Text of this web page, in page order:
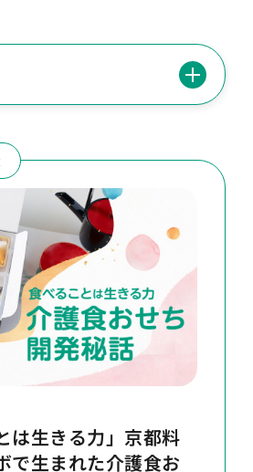
は生きる力」京都料
で生まれた介護食お